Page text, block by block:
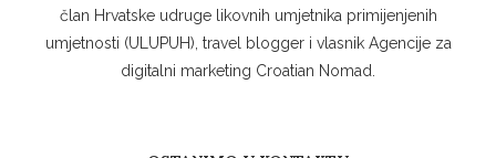
član Hrvatske udruge likovnih umjetnika primijenjenih
umjetnosti (ULUPUH), travel blogger i vlasnik Agencije za
digitalni marketing Croatian Nomad.